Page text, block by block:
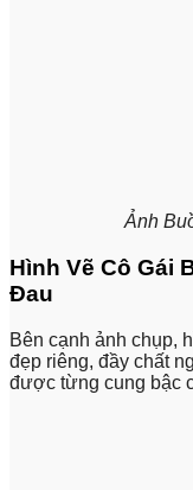
Ảnh
Hình Vẽ Cô Gái
Đau
Bên cạnh ảnh chụp,
đẹp riêng, đầy chất
được từng cung bậc